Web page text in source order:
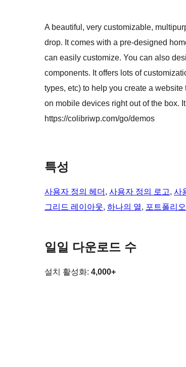
A beautiful, very customizable,
drop. It comes with a pre-designed
can easily customize. You can also
components. It offers lots of
types, etc) to help you create a
on mobile devices right out of the box.
https://colibriwp.com/go/demos
특성
사용자 정의 헤더 , 사용자 정의 로고, 사
그리드 레이아웃, 하나의 열, 포트폴리오
일일 다운로드 수
설치 활성화: 4,000+